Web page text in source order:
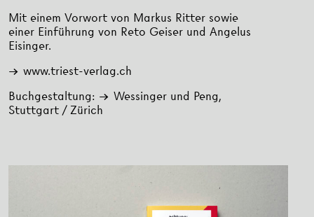
Mit einem Vorwort von Markus Ritter sowie
einer Einführung von Reto Geiser und Angelus
Eisinger.
www.triest-verlag.ch
Buchgestaltung:
Wessinger und Peng,
Stuttgart / Zürich